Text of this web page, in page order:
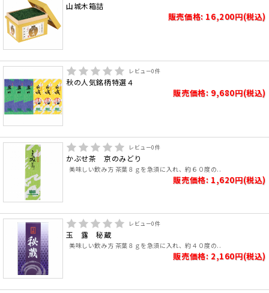
山城木箱詰
販売価格: 16,200円(税込)
レビュー0件
秋の人気銘柄特選４
販売価格: 9,680円(税込)
レビュー0件
かぶせ茶 京のみどり
美味しい飲み方 茶葉８ｇを急須に入れ、約６０度の..
販売価格: 1,620円(税込)
レビュー0件
玉 露 秘蔵
美味しい飲み方 茶葉８ｇを急須に入れ、約４０度の..
販売価格: 2,160円(税込)